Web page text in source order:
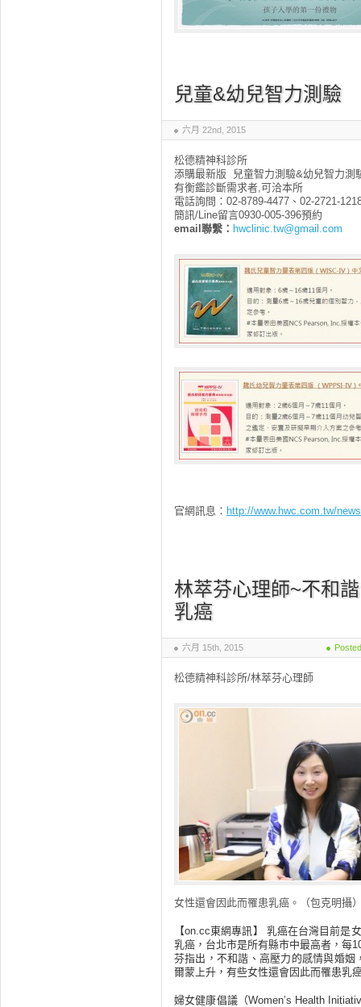
兒童&幼兒智力測驗
六月 22nd, 2015
松德精神科診所
添購最新版 兒童智力測驗&幼兒智力測
有衡鑑診斷需求者,可洽本所
電話詢問：02-8789-4477、02-2721-
簡訊/Line留言0930-005-396預約
email聯繫 ： hwclinic.tw@gmail.com
官網訊息： http://www.hwc.com.tw/
林萃芬心理師~不和
乳癌
六月 15th, 2015
松德精神科診所/林萃芬心理師
女性還會因此而罹患乳癌。（包克明攝
【on.cc東網專訊】 乳癌在台灣目前是
乳癌，台北市是所有縣市中最高者，每
芬指出，不和諧、高壓力的感情與婚
爾蒙上升，有些女性還會因此而罹患乳
婦女健康倡議（Women’s Health